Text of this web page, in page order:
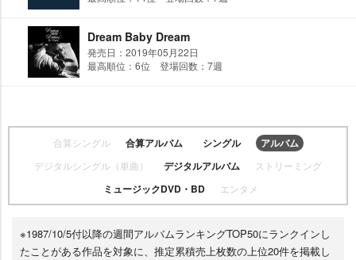
Dream Baby Dream
発売日：2019年05月22日
最高順位：6位 登場回数：7週
合算シングル 合算アルバム シングル アルバム
デジタルシングル（単曲） デジタルアルバム ストリーミング
ミュージックDVD・BD エンタメ
※1987/10/5付以降の週間アルバムランキングTOP50にランクインし
たことがある作品を対象に、推定累積売上枚数の上位20件を掲載し